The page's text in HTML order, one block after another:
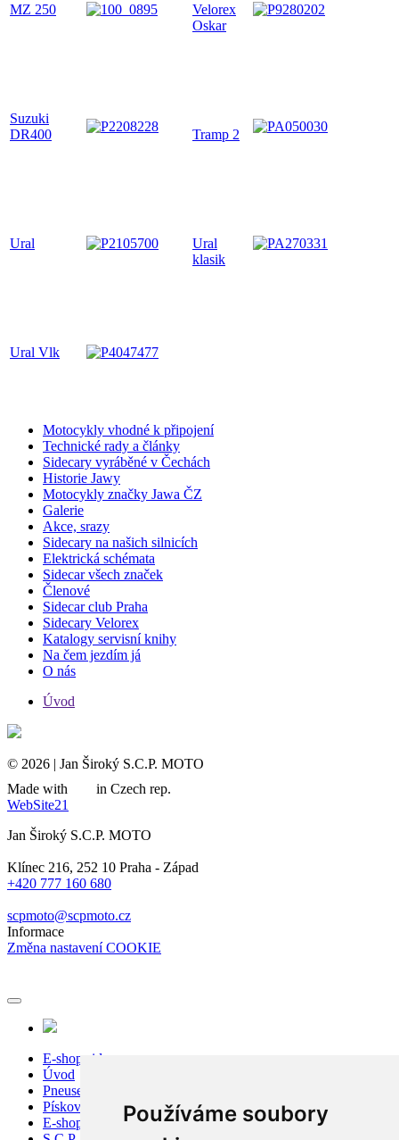
Používáme soubory
MZ 250
Velorex
Oskar
Suzuki
DR400
Tramp 2
Ural
Ural
klasik
Ural Vlk
Motocykly vhodné k připojení
Technické rady a články
Sidecary vyráběné v Čechách
Historie Jawy
Motocykly značky Jawa ČZ
Galerie
Akce, srazy
Sidecary na našich silnicích
Elektrická schémata
Sidecar všech značek
Členové
Sidecar club Praha
Sidecary Velorex
Katalogy servisní knihy
Na čem jezdím já
O nás
Úvod
© 2026 | Jan Široký S.C.P. MOTO
Made with
in Czech rep.
WebSite21
Jan Široký S.C.P. MOTO
Klínec 216, 252 10 Praha - Západ
+420 777 160 680
scpmoto@scpmoto.cz
Informace
Změna nastavení COOKIE
E-shop sidecar
Úvod
Pneuservis
Pískování
E-shop